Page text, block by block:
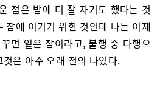
점은 밤에 더 잘 자기도 했다는 것
잠에 이기기 위한 것인데 나는 이제
면 옅은 잠이라고, 불행 중 다행으
은 아주 오래 전의 나였다.